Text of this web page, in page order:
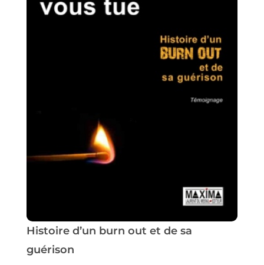
Histoire d’un burn out et de sa
guérison